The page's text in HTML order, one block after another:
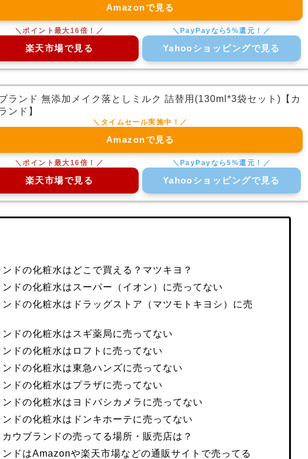
Amazonで見る
楽天市場で見る Yahooショッピングで見る
ランド 無添加メイク落としミルク 詰替用(130ml*3袋セット)【カ
ンド】
Amazonで見る
楽天市場で見る Yahooショッピングで見る
ンドの化粧水はどこで買える？マツキヨ？
ンドの化粧水はスーパー（イオン）に売ってない
ンドの化粧水はドラッグストア（マツモトキヨシ）に売
ンドの化粧水はスギ薬局に売ってない
ンドの化粧水はロフトに売ってない
ンドの化粧水は東急ハンズに売ってない
ンドの化粧水はプラザに売ってない
ンドの化粧水はヨドバシカメラに売ってない
ンドの化粧水はドンキホーテに売ってない
ウブランドの売ってる場所・販売店は？
ンドはAmazonや楽天市場などの通販サイトで売ってる